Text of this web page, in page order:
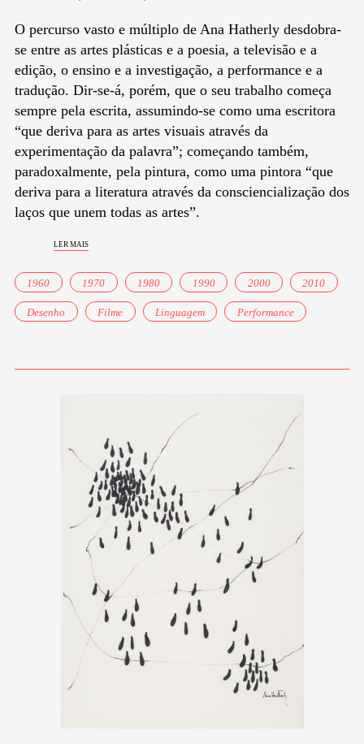
O percurso vasto e múltiplo de Ana Hatherly desdobra-
se entre as artes plásticas e a poesia, a televisão e a
edição, o ensino e a investigação, a performance e a
tradução. Dir-se-á, porém, que o seu trabalho começa
sempre pela escrita, assumindo-se como uma escritora
“que deriva para as artes visuais através da
experimentação da palavra”; começando também,
paradoxalmente, pela pintura, como uma pintora “que
deriva para a literatura através da consciencialização dos
laços que unem todas as artes”.
ler mais
1960 1970 1980 1990 2000 2010
Desenho Filme Linguagem Performance